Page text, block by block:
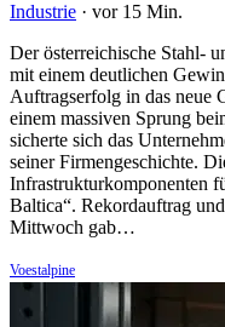
Industrie · vor 15 Min.
Der österreichische Stahl-
mit einem deutlichen
Auftragserfolg in das neue
einem massiven Sprung
sicherte sich das
seiner Firmengeschichte.
Infrastrukturkomponenten
Baltica“. Rekordauftrag
Mittwoch gab…
Voestalpine